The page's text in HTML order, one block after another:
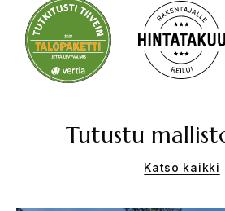
Tutustu
Katso kaikki